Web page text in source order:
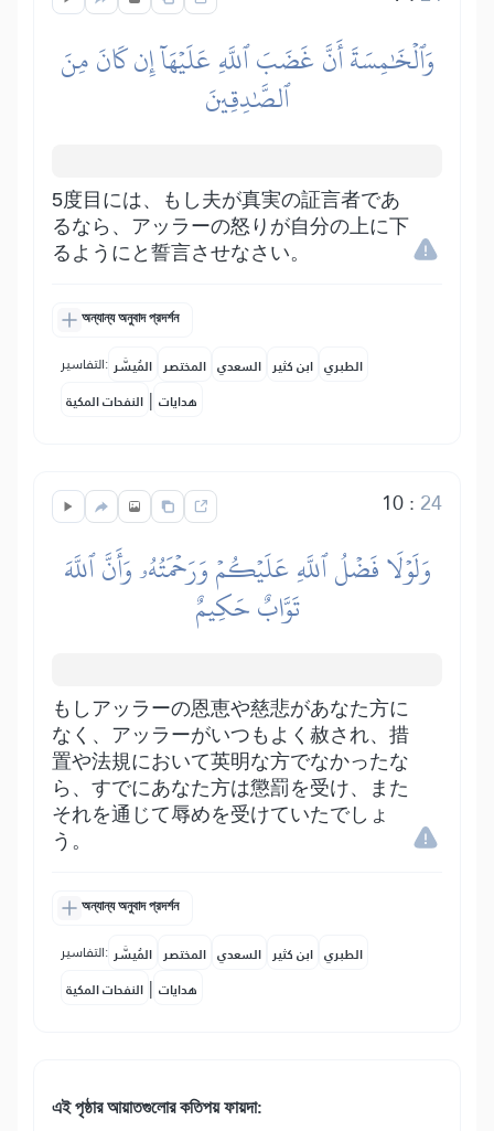
وَٱلۡخَٰمِسَةَ أَنَّ غَضَبَ ٱللَّهِ عَلَيۡهَآ إِن كَانَ مِنَ
ٱلصَّٰدِقِينَ
5度目には、もし夫が真実の証言者であ
るなら、アッラーの怒りが自分の上に下
るようにと誓言させなさい。
অন্যান্য অনুবাদ প্রদর্শন
التفاسير: المُيسَّر المختصر السعدي ابن كثير الطبري
النفحات المكية | هدايات
10: 24
وَلَوۡلَا فَضۡلُ ٱللَّهِ عَلَيۡكُمۡ وَرَحۡمَتُهُۥ وَأَنَّ ٱللَّهَ
تَوَّابٌ حَكِيمٌ
もしアッラーの恩恵や慈悲があなた方に
なく、アッラーがいつもよく赦され、措
置や法規において英明な方でなかったな
ら、すでにあなた方は懲罰を受け、また
それを通じて辱めを受けていたでしょ
う。
অন্যান্য অনুবাদ প্রদর্শন
التفاسير: المُيسَّر المختصر السعدي ابن كثير الطبري
النفحات المكية | هدايات
এই পৃষ্ঠার আয়াতগুলোর কতিপয় ফায়দা: